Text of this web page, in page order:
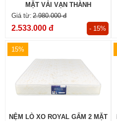
MẶT VẢI VẠN THÀNH
2.980.000 đ
2.533.000 đ - 15%
15%
NỆM LÒ XO ROYAL GẤM 2 MẶT